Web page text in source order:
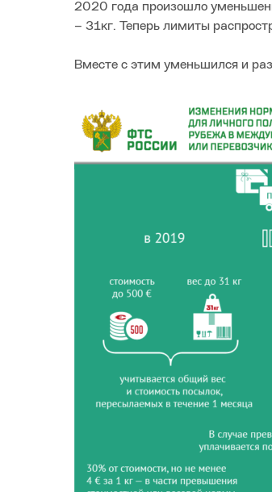
2020 года произошло
– 31кг. Теперь лимиты
Вместе с этим уменьшился и